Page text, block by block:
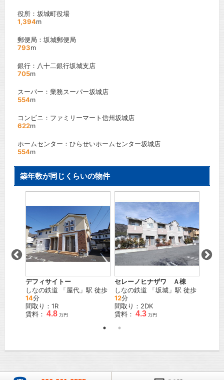
役所：坂城町役場
1,394m
郵便局：坂城郵便局
793m
銀行：八十二銀行坂城支店
705m
スーパー：業務スーパー坂城店
554m
コンビニ：ファミリーマート信州坂城店
622m
ホームセンター：ひらせいホームセンター坂城店
554m
築年数が同じくらいの物件
デフィサイトー
しなの鉄道 「屋代 」駅 徒歩
14分
間取り：1R
賃料： 4.8 万円
セレーノヒナザワ Ａ棟
しなの鉄道 「坂城 」駅 徒歩
12分
間取り：2DK
賃料： 4.3 万円